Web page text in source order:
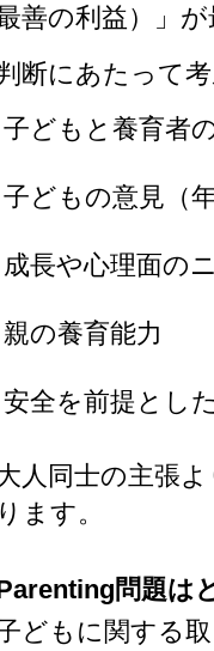
善の利益）」
断にあたって
子どもと養育者
子どもの意見（
成長や心理面の
親の養育能力
安全を前提とし
人同士の主張
ります。
問題は
どもに関する